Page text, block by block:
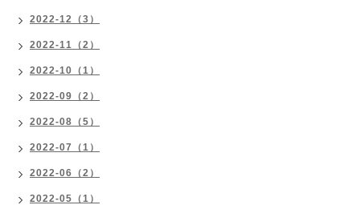
2022-12（3）
2022-11（2）
2022-10（1）
2022-09（2）
2022-08（5）
2022-07（1）
2022-06（2）
2022-05（1）